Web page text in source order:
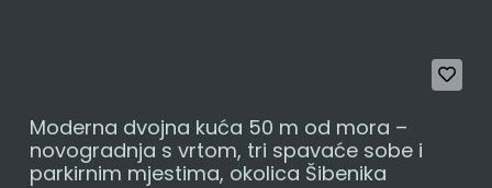
Moderna dvojna kuća 50 m od mora –
novogradnja s vrtom, tri spavaće sobe i
parkirnim mjestima, okolica Šibenika